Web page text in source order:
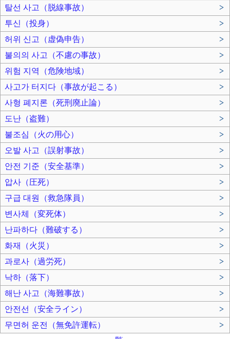
탈선 사고（脱線事故）
>
투신（投身）
>
허위 신고（虚偽申告）
>
불의의 사고（不慮の事故）
>
위험 지역（危険地域）
>
사고가 터지다（事故が起こる）
>
사형 폐지론（死刑廃止論）
>
도난（盗難）
>
불조심（火の用心）
>
오발 사고（誤射事故）
>
안전 기준（安全基準）
>
압사（圧死）
>
구급 대원（救急隊員）
>
변사체（変死体）
>
난파하다（難破する）
>
화재（火災）
>
과로사（過労死）
>
낙하（落下）
>
해난 사고（海難事故）
>
안전선（安全ライン）
>
무면허 운전（無免許運転）
>